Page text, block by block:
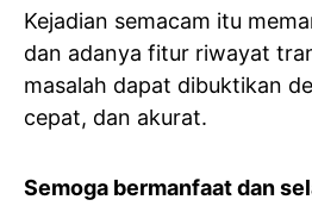
Kejadian semacam itu
dan adanya fitur riwayat
masalah dapat dibuktikan
cepat, dan akurat.
Semoga bermanfaat dan